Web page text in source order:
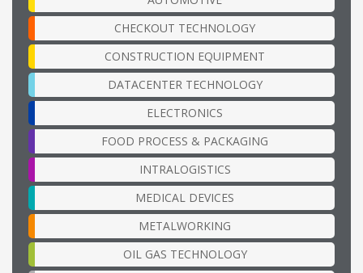
CHECKOUT TECHNOLOGY
CONSTRUCTION EQUIPMENT
DATACENTER TECHNOLOGY
ELECTRONICS
FOOD PROCESS & PACKAGING
INTRALOGISTICS
MEDICAL DEVICES
METALWORKING
OIL GAS TECHNOLOGY